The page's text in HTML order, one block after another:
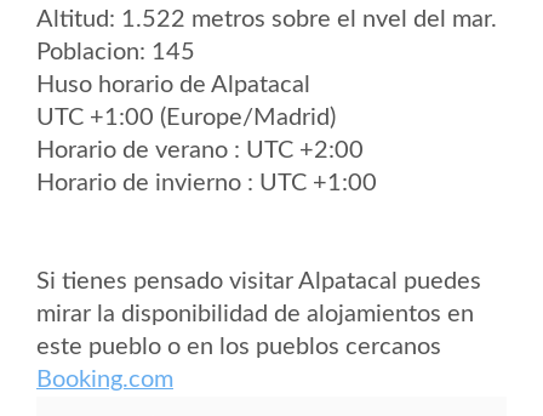
Altitud: 1.522 metros sobre el nvel del mar.
Poblacion: 145
Huso horario de Alpatacal
UTC +1:00 (Europe/Madrid)
Horario de verano : UTC +2:00
Horario de invierno : UTC +1:00
Si tienes pensado visitar Alpatacal puedes
mirar la disponibilidad de alojamientos en
este pueblo o en los pueblos cercanos
Booking.com